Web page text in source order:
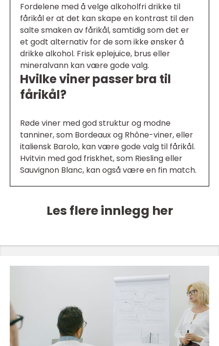
Fordelene med å velge alkoholfri drikke til
fårikål er at det kan skape en kontrast til den
salte smaken av fårikål, samtidig som det er
et godt alternativ for de som ikke ønsker å
drikke alkohol. Frisk eplejuice, brus eller
mineralvann kan være gode valg.
Hvilke viner passer bra til
fårikål?
Røde viner med god struktur og modne
tanniner, som Bordeaux og Rhône-viner, eller
italiensk Barolo, kan være gode valg til fårikål.
Hvitvin med god friskhet, som Riesling eller
Sauvignon Blanc, kan også være en fin match.
Les flere innlegg her